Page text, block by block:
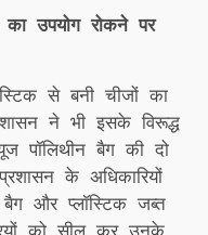
उपयोग रोकने पर
से बनी चीजों का
ने भी इसके विरूद्ध
पॉलिथीन बैग की दो
के अधिकारियों
और प्लॉस्टिक जब्त
को सील कर उनके